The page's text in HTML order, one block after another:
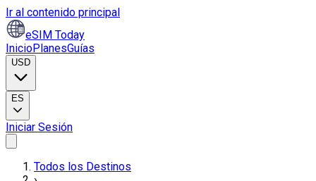
Ir al contenido principal
eSIM Today
InicioPlanesGuías
USD
ES
Iniciar Sesión
Todos los Destinos